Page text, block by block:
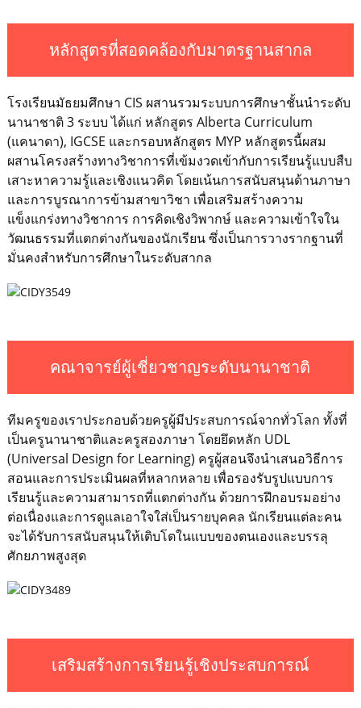
หลักสูตรที่สอดคล้องกับมาตรฐานสากล
โรงเรียนมัธยมศึกษา CIS ผสานรวมระบบการศึกษาชั้นนำระดับ
นานาชาติ 3 ระบบ ได้แก่ หลักสูตร Alberta Curriculum
(แคนาดา), IGCSE และกรอบหลักสูตร MYP หลักสูตรนี้ผสม
ผสานโครงสร้างทางวิชาการที่เข้มงวดเข้ากับการเรียนรู้แบบสืบ
เสาะหาความรู้และเชิงแนวคิด โดยเน้นการสนับสนุนด้านภาษา
และการบูรณาการข้ามสาขาวิชา เพื่อเสริมสร้างความ
แข็งแกร่งทางวิชาการ การคิดเชิงวิพากษ์ และความเข้าใจใน
วัฒนธรรมที่แตกต่างกันของนักเรียน ซึ่งเป็นการวางรากฐานที่
มั่นคงสำหรับการศึกษาในระดับสากล
คณาจารย์ผู้เชี่ยวชาญระดับนานาชาติ
ทีมครูของเราประกอบด้วยครูผู้มีประสบการณ์จากทั่วโลก ทั้งที่
เป็นครูนานาชาติและครูสองภาษา โดยยึดหลัก UDL
(Universal Design for Learning) ครูผู้สอนจึงนำเสนอวิธีการ
สอนและการประเมินผลที่หลากหลาย เพื่อรองรับรูปแบบการ
เรียนรู้และความสามารถที่แตกต่างกัน ด้วยการฝึกอบรมอย่าง
ต่อเนื่องและการดูแลเอาใจใส่เป็นรายบุคคล นักเรียนแต่ละคน
จะได้รับการสนับสนุนให้เติบโตในแบบของตนเองและบรรลุ
ศักยภาพสูงสุด
เสริมสร้างการเรียนรู้เชิงประสบการณ์